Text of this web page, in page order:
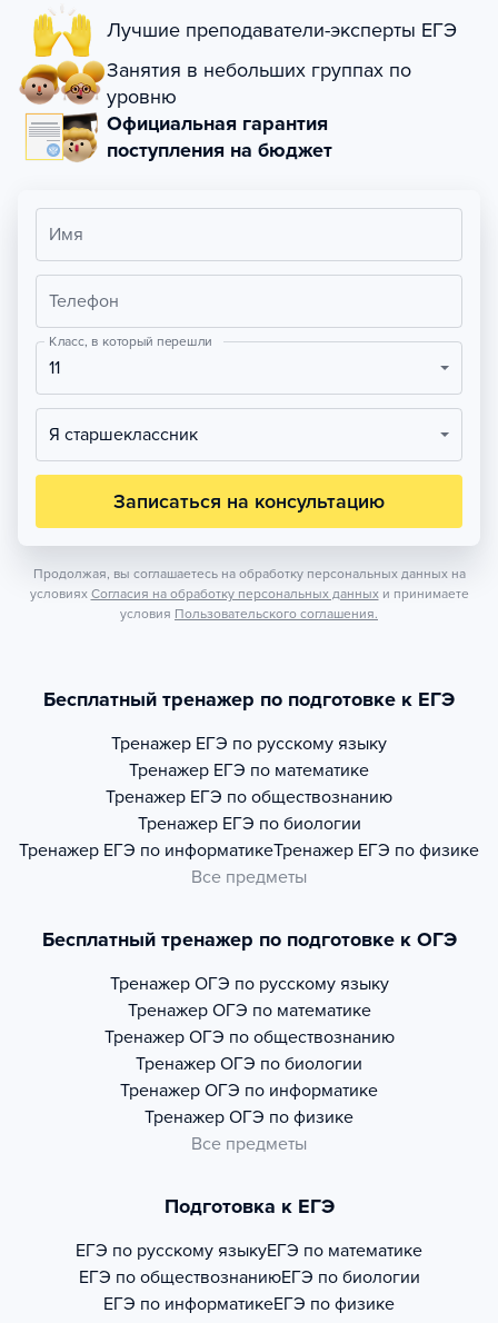
Лучшие преподаватели-эксперты ЕГЭ
Занятия в небольших группах по
уровню
Официальная гарантия
поступления на бюджет
Имя
Телефон
Класс, в который перешли
11
Я старшеклассник
Записаться на консультацию
Продолжая, вы соглашаетесь на обработку персональных данных на
условиях Согласия на обработку персональных данных и принимаете
условия Пользовательского соглашения.
Бесплатный тренажер по подготовке к ЕГЭ
Тренажер ЕГЭ по русскому языку
Тренажер ЕГЭ по математике
Тренажер ЕГЭ по обществознанию
Тренажер ЕГЭ по биологии
Тренажер ЕГЭ по информатикеТренажер ЕГЭ по физике
Все предметы
Бесплатный тренажер по подготовке к ОГЭ
Тренажер ОГЭ по русскому языку
Тренажер ОГЭ по математике
Тренажер ОГЭ по обществознанию
Тренажер ОГЭ по биологии
Тренажер ОГЭ по информатике
Тренажер ОГЭ по физике
Все предметы
Подготовка к ЕГЭ
ЕГЭ по русскому языкуЕГЭ по математике
ЕГЭ по обществознаниюЕГЭ по биологии
ЕГЭ по информатикеЕГЭ по физике